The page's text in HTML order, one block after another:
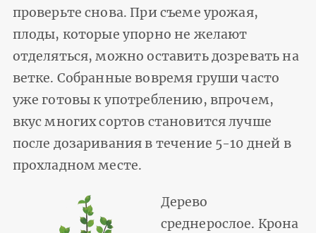
проверьте снова. При съеме урожая,
плоды, которые упорно не желают
отделяться, можно оставить дозревать на
ветке. Собранные вовремя груши часто
уже готовы к употреблению, впрочем,
вкус многих сортов становится лучше
после дозаривания в течение 5-10 дней в
прохладном месте.
Дерево
среднерослое. Крона